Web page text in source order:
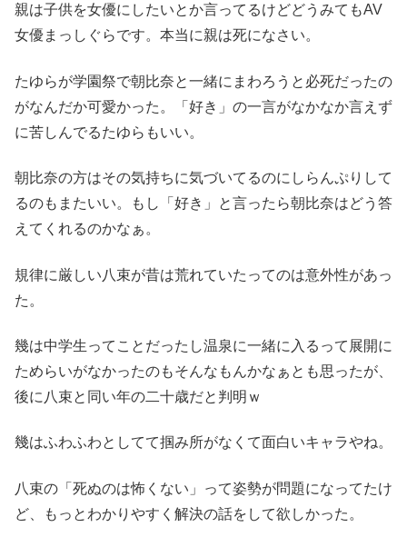
親は子供を女優にしたいとか言ってるけどどうみてもAV
女優まっしぐらです。本当に親は死になさい。
たゆらが学園祭で朝比奈と一緒にまわろうと必死だったの
がなんだか可愛かった。「好き」の一言がなかなか言えず
に苦しんでるたゆらもいい。
朝比奈の方はその気持ちに気づいてるのにしらんぷりして
るのもまたいい。もし「好き」と言ったら朝比奈はどう答
えてくれるのかなぁ。
規律に厳しい八束が昔は荒れていたってのは意外性があっ
た。
幾は中学生ってことだったし温泉に一緒に入るって展開に
ためらいがなかったのもそんなもんかなぁとも思ったが、
後に八束と同い年の二十歳だと判明ｗ
幾はふわふわとしてて掴み所がなくて面白いキャラやね。
八束の「死ぬのは怖くない」って姿勢が問題になってたけ
ど、もっとわかりやすく解決の話をして欲しかった。